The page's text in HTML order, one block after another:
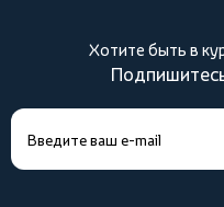
Хотите быть в